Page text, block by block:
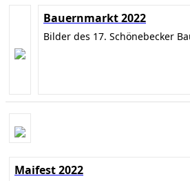
Bauernmarkt 2022
Bilder des 17. Schönebecker
Maifest 2022